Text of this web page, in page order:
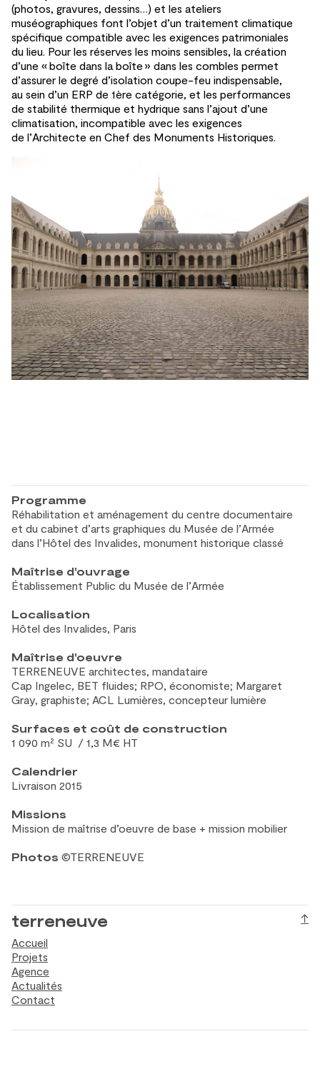
(photos, gravures, dessins…) et les ateliers
muséographiques font l’objet d’un traitement climatique
spécifique compatible avec les exigences patrimoniales
du lieu. Pour les réserves les moins sensibles, la création
d’une « boîte dans la boîte » dans les combles permet
d’assurer le degré d’isolation coupe-feu indispensable,
au sein d’un ERP de 1ère catégorie, et les performances
de stabilité thermique et hydrique sans l’ajout d’une
climatisation, incompatible avec les exigences
de l’Architecte en Chef des Monuments Historiques.
Programme
Réhabilitation et aménagement du centre documentaire
et du cabinet d’arts graphiques du Musée de l’Armée
dans l’Hôtel des Invalides, monument historique classé
Maîtrise d'ouvrage
Établissement Public du Musée de l’Armée
Localisation
Hôtel des Invalides, Paris
Maîtrise d'oeuvre
TERRENEUVE architectes, mandataire
Cap Ingelec, BET fluides; RPO, économiste; Margaret
Gray, graphiste; ACL Lumières, concepteur lumière
Surfaces et coût de construction
1 090 m² SU / 1,3 M€ HT
Calendrier
Livraison 2015
Missions
Mission de maîtrise d’oeuvre de base + mission mobilier
Photos ©TERRENEUVE
terreneuve
Accueil
Projets
Agence
Actualités
Contact
↑